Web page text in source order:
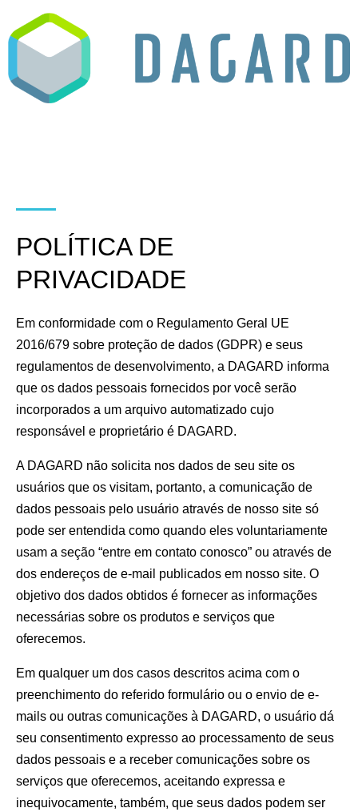
POLÍTICA DE
PRIVACIDADE
Em conformidade com o Regulamento Geral UE
2016/679 sobre proteção de dados (GDPR) e seus
regulamentos de desenvolvimento, a DAGARD informa
que os dados pessoais fornecidos por você serão
incorporados a um arquivo automatizado cujo
responsável e proprietário é DAGARD.
A DAGARD não solicita nos dados de seu site os
usuários que os visitam, portanto, a comunicação de
dados pessoais pelo usuário através de nosso site só
pode ser entendida como quando eles voluntariamente
usam a seção “entre em contato conosco” ou através de
dos endereços de e-mail publicados em nosso site. O
objetivo dos dados obtidos é fornecer as informações
necessárias sobre os produtos e serviços que
oferecemos.
Em qualquer um dos casos descritos acima com o
preenchimento do referido formulário ou o envio de e-
mails ou outras comunicações à DAGARD, o usuário dá
seu consentimento expresso ao processamento de seus
dados pessoais e a receber comunicações sobre os
serviços que oferecemos, aceitando expressa e
inequivocamente, também, que seus dados podem ser